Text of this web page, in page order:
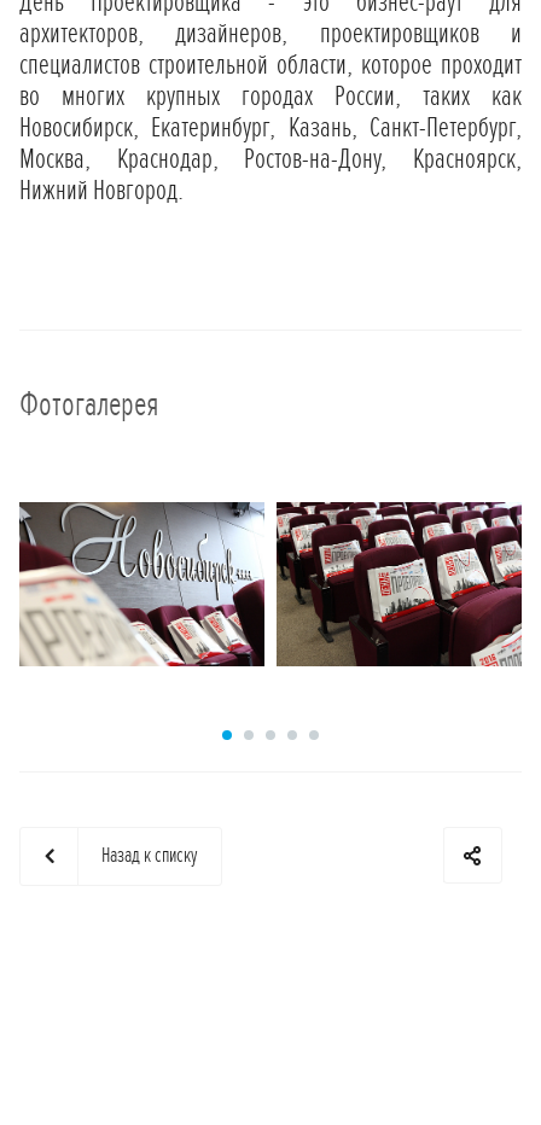
архитекторов, дизайнеров, проектировщиков и
специалистов строительной области, которое проходит
во многих крупных городах России, таких как
Новосибирск, Екатеринбург, Казань, Санкт-Петербург,
Москва, Краснодар, Ростов-на-Дону, Красноярск,
Нижний Новгород.
Фотогалерея
Назад к списку